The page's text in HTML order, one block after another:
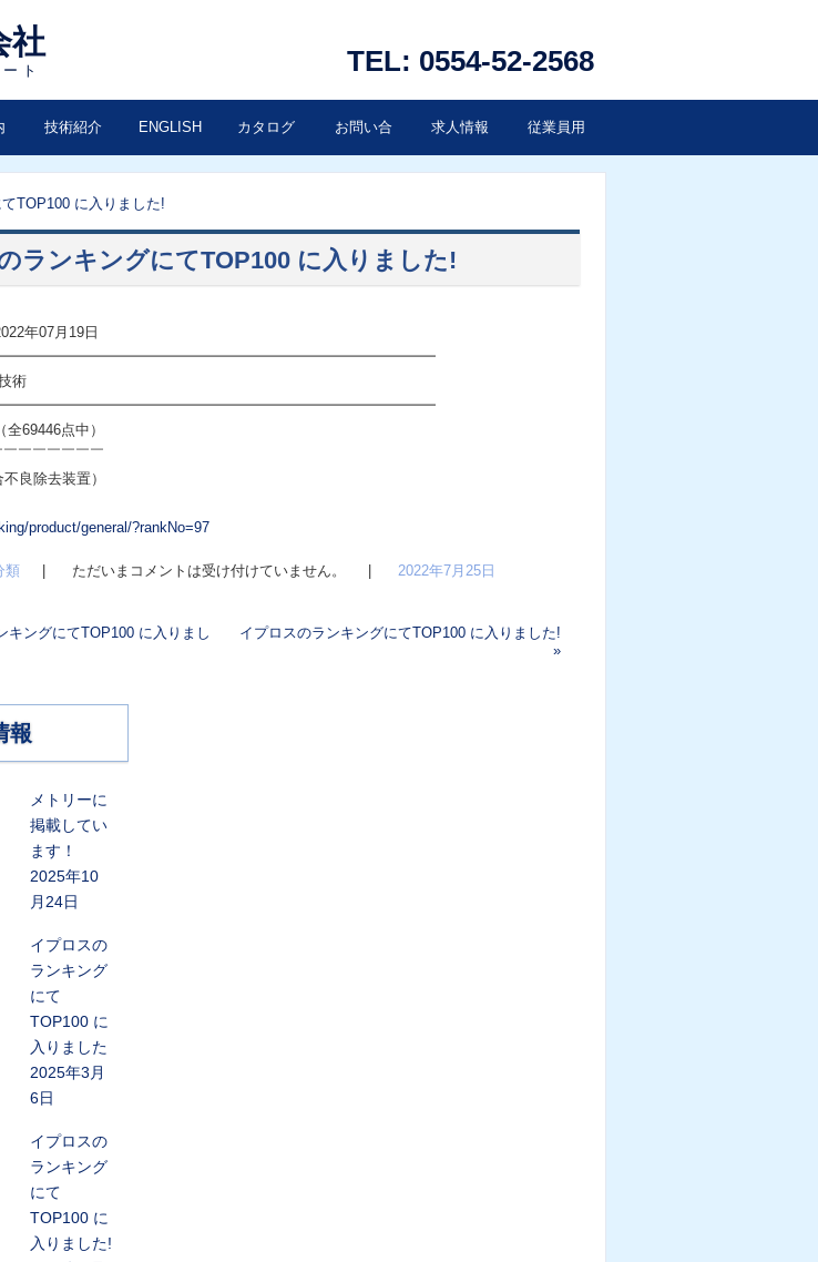
ト TEL: 0554-52-2568
技術紹介 ENGLISH カタログ お問い合 求人情報 従業員用
TOP100 に入りました!
ランキングにてTOP100 に入りました!
年07月19日
術
69446点中）
￣￣￣￣￣￣
良除去装置）
product/general/?rankNo=97
類 ただいまコメントは受け付けていません。 2022年7月25日
ション
キングにてTOP100 に入りまし
イプロスのランキングにてTOP100 に入りました!
»
報
メトリーに
掲載してい
ます！
2025年10
月24日
イプロスの
ランキング
にて
TOP100 に
入りました
2025年3月
6日
イプロスの
ランキング
にて
TOP100 に
入りました!